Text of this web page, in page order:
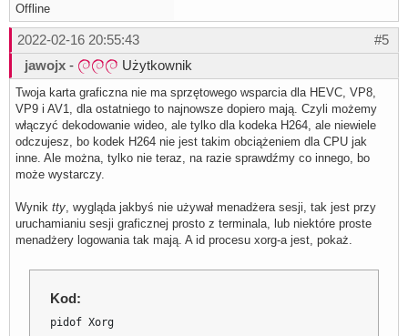
Offline
#5
2022-02-16 20:55:43
jawojx - Użytkownik
Twoja karta graficzna nie ma sprzętowego wsparcia dla HEVC, VP8,
VP9 i AV1, dla ostatniego to najnowsze dopiero mają. Czyli możemy
włączyć dekodowanie wideo, ale tylko dla kodeka H264, ale niewiele
odczujesz, bo kodek H264 nie jest takim obciążeniem dla CPU jak
inne. Ale można, tylko nie teraz, na razie sprawdźmy co innego, bo
może wystarczy.
Wynik tty , wygląda jakbyś nie używał menadżera sesji, tak jest przy
uruchamianiu sesji graficznej prosto z terminala, lub niektóre proste
menadżery logowania tak mają. A id procesu xorg-a jest, pokaż.
Kod:
pidof Xorg